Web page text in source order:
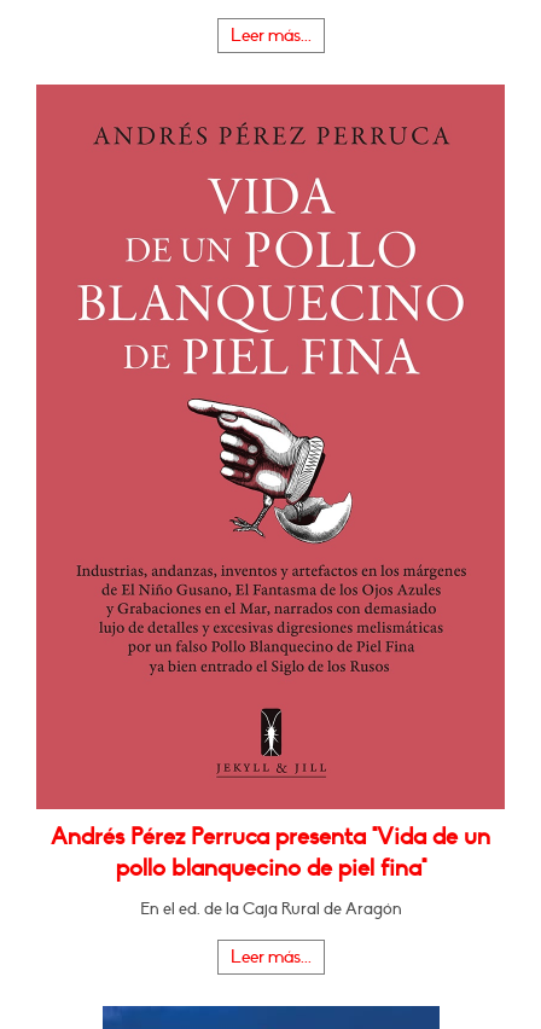
Leer más...
Andrés Pérez Perruca presenta "Vida de un
pollo blanquecino de piel fina"
En el ed. de la Caja Rural de Aragón
Leer más...